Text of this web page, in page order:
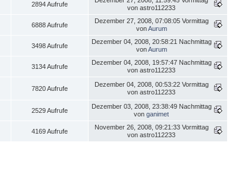
2894 Aufrufe
von astro112233
6888 Aufrufe
Dezember 27, 2008, 07:08:05 Vormittag
vonAurum
3498 Aufrufe
Dezember 04, 2008, 20:58:21 Nachmittag
vonAurum
3134 Aufrufe
Dezember 04, 2008, 19:57:47 Nachmittag
von astro112233
7820 Aufrufe
Dezember 04, 2008, 00:53:22 Vormittag
von astro112233
2529 Aufrufe
Dezember 03, 2008, 23:38:49 Nachmittag
von ganimet
4169 Aufrufe
November 26, 2008, 09:21:33 Vormittag
von astro112233